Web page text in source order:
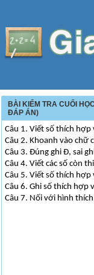
BÀI KIỂM TRA CUỐI
ĐÁP ÁN)
Câu 1. Viết số thích hợp
Câu 2. Khoanh vào chữ
Câu 3. Đúng ghi Đ, sai
Câu 4. Viết các số còn
Câu 5. Viết số thích hợp
Câu 6. Ghi số thích hợp
Câu 7. Nối với hình